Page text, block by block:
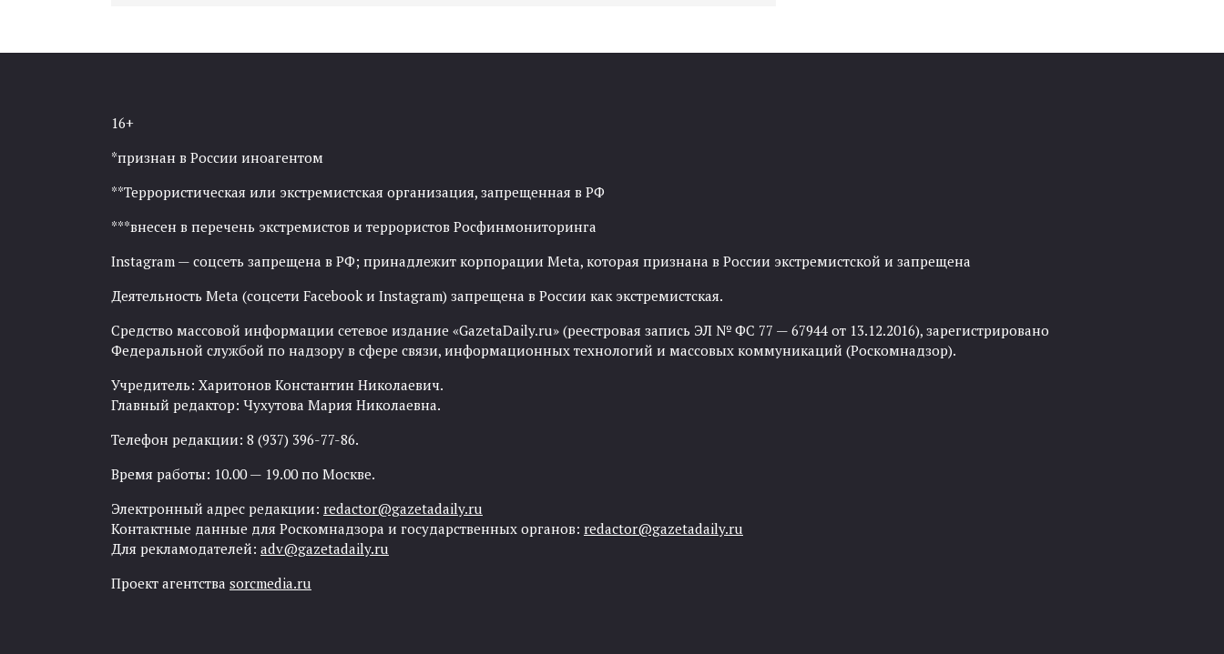
16+
*признан в России иноагентом
**Террористическая или экстремистская организация, запрещенная в РФ
***внесен в перечень экстремистов и террористов Росфинмониторинга
Instagram — соцсеть запрещена в РФ; принадлежит корпорации Meta, которая признана в России экстремистской и запрещена
Деятельность Meta (соцсети Facebook и Instagram) запрещена в России как экстремистская.
Средство массовой информации сетевое издание «GazetaDaily.ru» (реестровая запись ЭЛ № ФС 77 — 67944 от 13.12.2016), зарегистрировано
Федеральной службой по надзору в сфере связи, информационных технологий и массовых коммуникаций (Роскомнадзор).
Учредитель: Харитонов Константин Николаевич.
Главный редактор: Чухутова Мария Николаевна.
Телефон редакции: 8 (937) 396-77-86.
Время работы: 10.00 — 19.00 по Москве.
Электронный адрес редакции: redactor@gazetadaily.ru
Контактные данные для Роскомнадзора и государственных органов: redactor@gazetadaily.ru
Для рекламодателей: adv@gazetadaily.ru
Проект агентства sorcmedia.ru